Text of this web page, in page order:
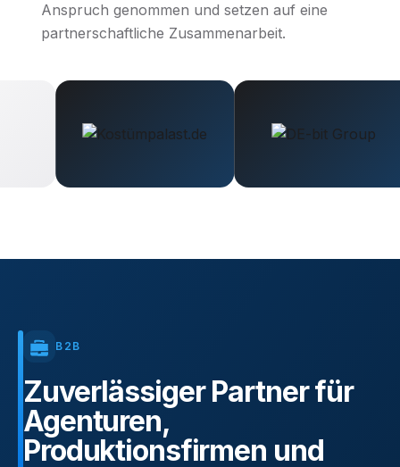
Anspruch genommen und setzen auf eine
partnerschaftliche Zusammenarbeit.
B2B
Zuverlässiger Partnerfür
Agenturen,
Produktionsfirmen und